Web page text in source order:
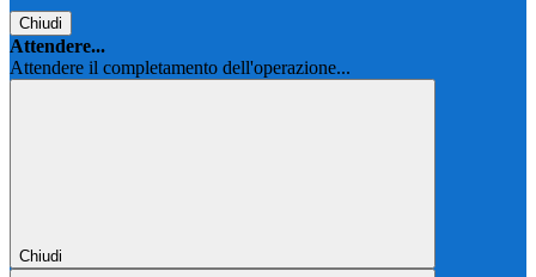
Chiudi
Attendere...
Attendere il completamento dell'operazione...
Chiudi